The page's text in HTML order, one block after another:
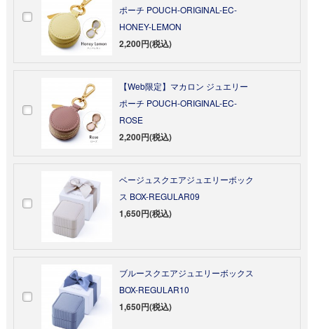
ポーチ POUCH-ORIGINAL-EC-
HONEY-LEMON
2,200円(税込)
【Web限定】マカロン ジュエリー
ポーチ POUCH-ORIGINAL-EC-
ROSE
2,200円(税込)
ベージュスクエアジュエリーボック
ス BOX-REGULAR09
1,650円(税込)
ブルースクエアジュエリーボックス
BOX-REGULAR10
1,650円(税込)